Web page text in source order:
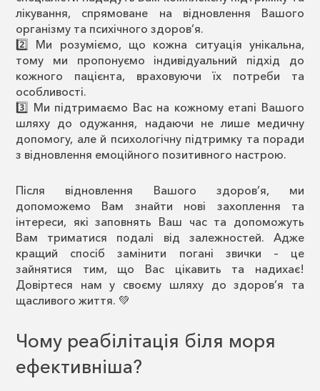
лікування, спрямоване на відновлення Вашого
організму та психічного здоров’я.
2️⃣ Ми розуміємо, що кожна ситуація унікальна,
тому ми пропонуємо індивідуальний підхід до
кожного пацієнта, враховуючи їх потреби та
особливості.
3️⃣ Ми підтримаємо Вас на кожному етапі Вашого
шляху до одужання, надаючи не лише медичну
допомогу, але й психологічну підтримку та поради
з відновлення емоційного позитивного настрою.
Після відновлення Вашого здоров’я, ми
допоможемо Вам знайти нові захоплення та
інтереси, які заповнять Ваш час та допоможуть
Вам триматися подалі від залежностей. Адже
кращий спосіб замінити погані звички – це
зайнятися тим, що Вас цікавить та надихає!
Довіртеся нам у своєму шляху до здоров’я та
щасливого життя. 💚
Чому реабілітація біля моря
ефективніша?